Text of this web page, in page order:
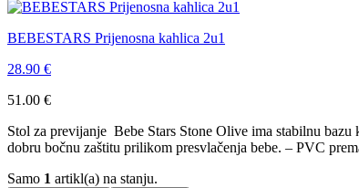
BEBESTARS Prijenosna kahlica 2u1
28.90 €
51.00 €
Stol za previjanje Bebe Stars Stone Olive ima stabilnu
dobru bočnu zaštitu prilikom presvlačenja bebe. – PVC
Samo 1 artikl(a) na stanju.